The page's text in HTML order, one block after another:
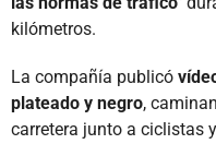
kilómetros.
La compañía publicó
plateado y negro,
carretera junto a ciclistas